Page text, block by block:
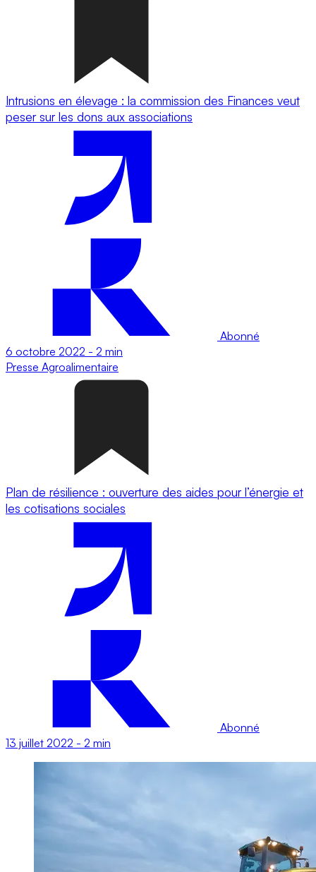
Intrusions en élevage : la commission des Finances veut
peser sur les dons aux associations
Abonné
6 octobre 2022 - 2 min
Presse Agroalimentaire
Plan de résilience : ouverture des aides pour l’énergie et
les cotisations sociales
Abonné
13 juillet 2022 - 2 min